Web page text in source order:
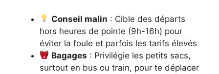
Conseil malin : Cible des départs
hors heures de pointe (9h-16h) pour
éviter la foule et parfois les tarifs élevés
Bagages : Privilégie les petits sacs,
surtout en bus ou train, pour te déplacer